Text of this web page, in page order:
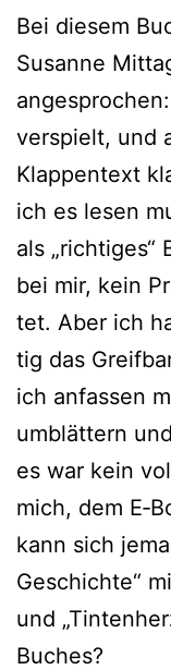
Bei die­sem
Susanne
ver­spielt, und
Klappentext
ich es lesen
als „rich­ti­ges“
bei mir, kein
tet. Aber ich
tig das
ich anfas­sen
umblät­tern
es war kein
mich, dem
kann sich
Geschichte“
und
Buches?